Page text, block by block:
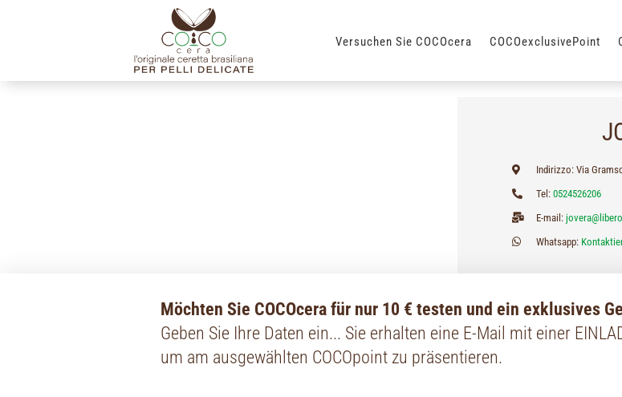
Versuchen Sie COCOcera COCOexclusivePoint
Indirizzo: Via
Tel: 0524526206
E-mail:
Whatsapp:
Möchten Sie COCOcera für nur 10 € testen und ein exklusives
Geben Sie Ihre Daten ein... Sie erhalten eine E-Mail mit einer
um am ausgewählten COCOpoint zu präsentieren.